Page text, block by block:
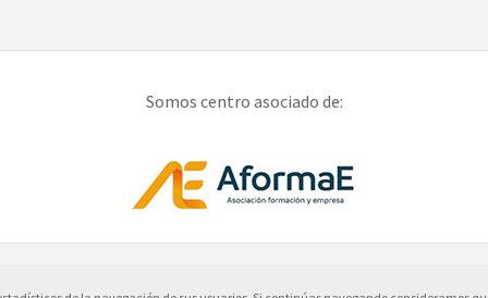
Somos centro asociado de: